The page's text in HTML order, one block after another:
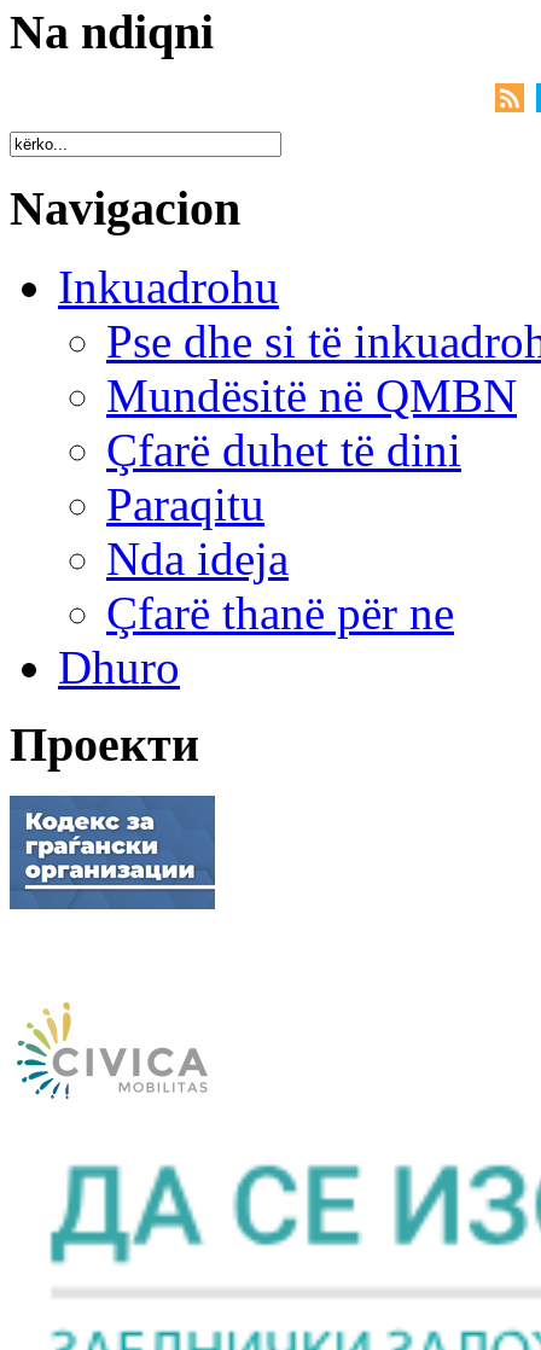
Na ndiqni
Navigacion
Inkuadrohu
Pse dhe si të
Mundësitë në QMBN
Çfarë duhet të dini
Paraqitu
Nda ideja
Çfarë thanë për ne
Dhuro
Проекти